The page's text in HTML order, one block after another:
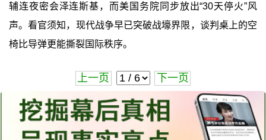
辅连夜密会泽连斯基，而美国务院同步放出“30天停火”风
声。看官须知，现代战争早已突破战壕界限，谈判桌上的空
椅比导弹更能撕裂国际秩序。
上一页 下一页